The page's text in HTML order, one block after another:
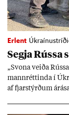
Erlent
Segja
„Svona veiða
mann­rétt­inda í
af fjar­stýrð­um